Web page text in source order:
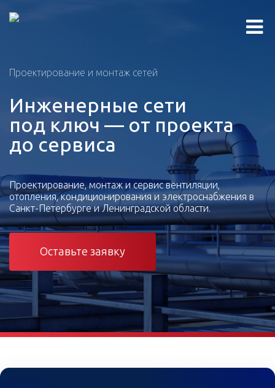
Проектирование и монтаж сетей
Инженерные сети
под ключ — от проекта
до сервиса
Проектирование, монтаж и сервис вентиляции,
отопления, кондиционирования и электроснабжения в
Санкт-Петербурге и Ленинградской области.
Оставьте заявку